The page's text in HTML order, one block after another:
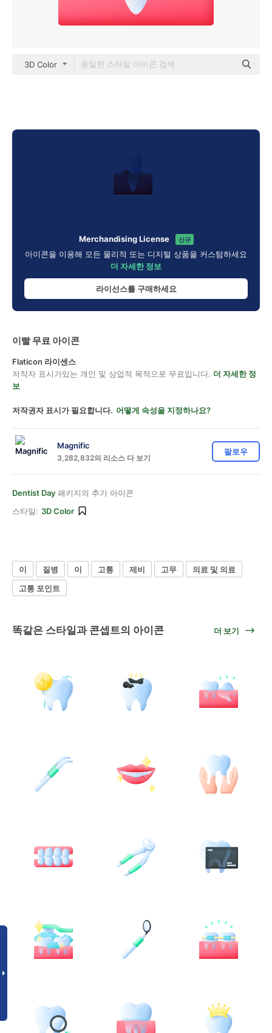
3D Color
Merchandising License 신규
아이콘을 이용해 모든 물리적 또는 디지털 상품을 커스텀하세요
더 자세한 정보
라이선스를 구매하세요
이빨 무료 아이콘
Flaticon 라이센스
저작자 표시가있는 개인 및 상업적 목적으로 무료입니다. 더 자세한 정
보
저작권자 표시가 필요합니다. 어떻게 속성을 지정하나요?
Magnific
3,282,832의 리소스 다 보기
팔로우
Dentist Day 패키지의 추가 아이콘
스타일: 3D Color
이 질병 이 고통 제비 고무
의료 및 의료
고통 포인트
똑같은 스타일과 콘셉트의 아이콘 더 보기